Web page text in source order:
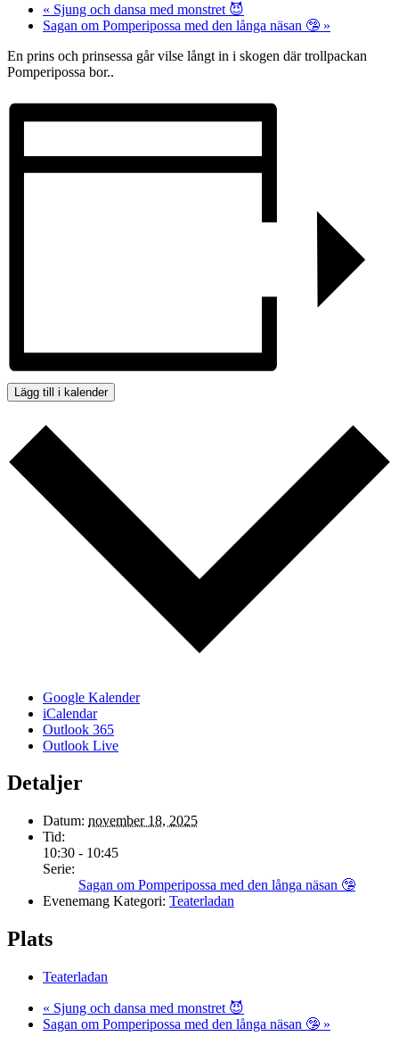
« Sjung och dansa med monstret 😈
Sagan om Pomperipossa med den långa näsan 🤥 »
En prins och prinsessa går vilse långt in i skogen där trollpackan
Pomperipossa bor..
Lägg till i kalender
Google Kalender
iCalendar
Outlook 365
Outlook Live
Detaljer
Datum: november 18, 2025
Tid:
10:30 - 10:45
Serie:
Sagan om Pomperipossa med den långa näsan 🤥
Evenemang Kategori: Teaterladan
Plats
Teaterladan
« Sjung och dansa med monstret 😈
Sagan om Pomperipossa med den långa näsan 🤥 »